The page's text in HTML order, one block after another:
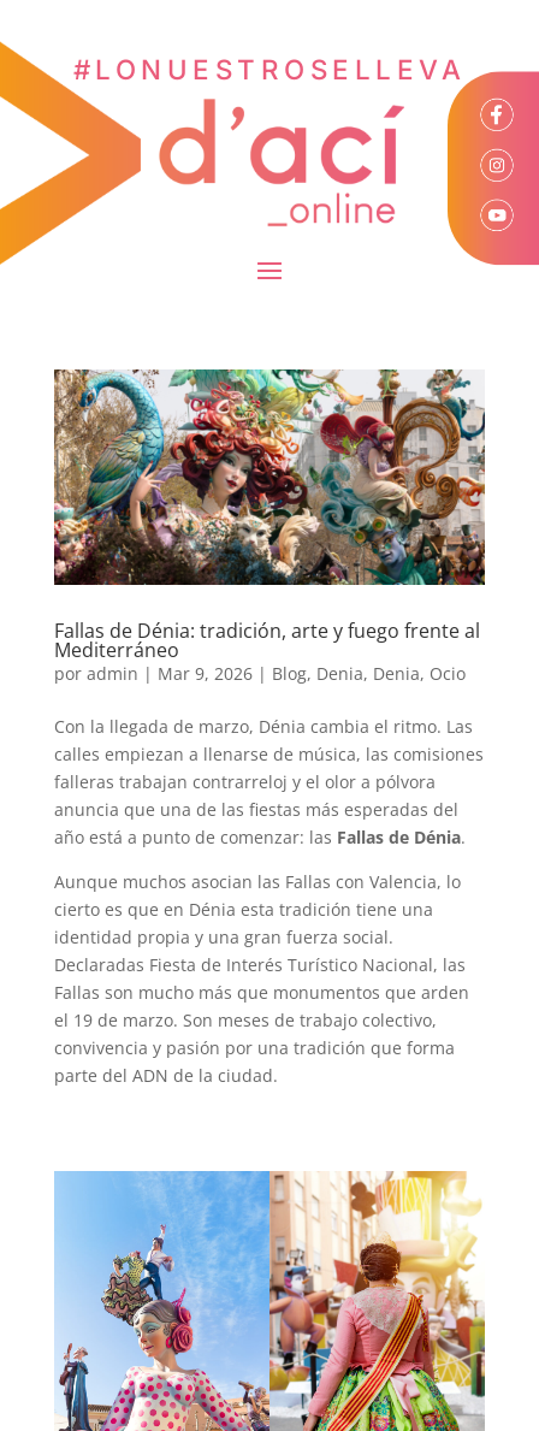
#LONUESTROSELLEVA
Fallas de Dénia: tradición, arte y fuego frente al
Mediterráneo
por admin | Mar 9, 2026| Blog, Denia, Denia, Ocio
Con la llegada de marzo, Dénia cambia el ritmo. Las
calles empiezan a llenarse de música, las comisiones
falleras trabajan contrarreloj y el olor a pólvora
anuncia que una de las fiestas más esperadas del
año está a punto de comenzar: las Fallas de Dénia.
Aunque muchos asocian las Fallas con Valencia, lo
cierto es que en Dénia esta tradición tiene una
identidad propia y una gran fuerza social.
Declaradas Fiesta de Interés Turístico Nacional, las
Fallas son mucho más que monumentos que arden
el 19 de marzo. Son meses de trabajo colectivo,
convivencia y pasión por una tradición que forma
parte del ADN de la ciudad.